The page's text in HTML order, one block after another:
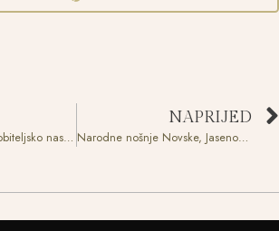
Tradicijsko ruho – obiteljsko naslijeđe
NAPRIJED
Narodne nošnje Novske, Jasenovca, Krapja i Lipovljana